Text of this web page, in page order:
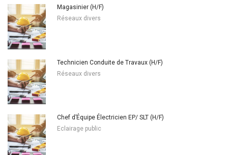
Magasinier (H/F)
Réseaux divers
Technicien Conduite de Travaux (H/F)
Réseaux divers
Chef d’Équipe Électricien EP/ SLT (H/F)
Eclairage public